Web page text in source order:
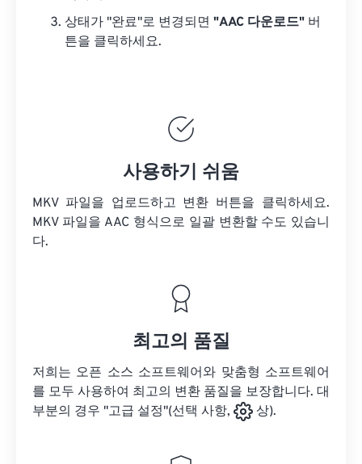
상태가 "완료"로 변경되면 "AAC 다운로드" 버
튼을 클릭하세요.
사용하기 쉬움
MKV 파일을 업로드하고 변환 버튼을 클릭하세요.
MKV 파일을 AAC 형식으로 일괄 변환할 수도 있습니
다.
최고의 품질
저희는 오픈 소스 소프트웨어와 맞춤형 소프트웨어
를 모두 사용하여 최고의 변환 품질을 보장합니다. 대
부분의 경우 "고급 설정"(선택 사항,
상).